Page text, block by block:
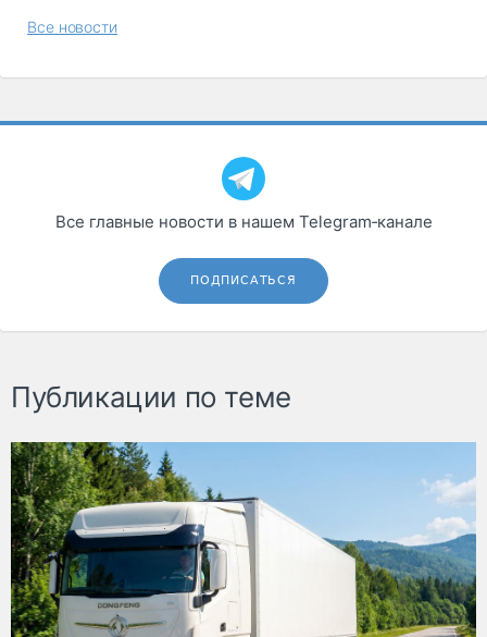
Все новости
Все главные новости в нашем Telegram‑канале
ПОДПИСАТЬСЯ
Публикации по теме